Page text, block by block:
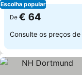
Escolha popular
De € 64
Consulte os preços de